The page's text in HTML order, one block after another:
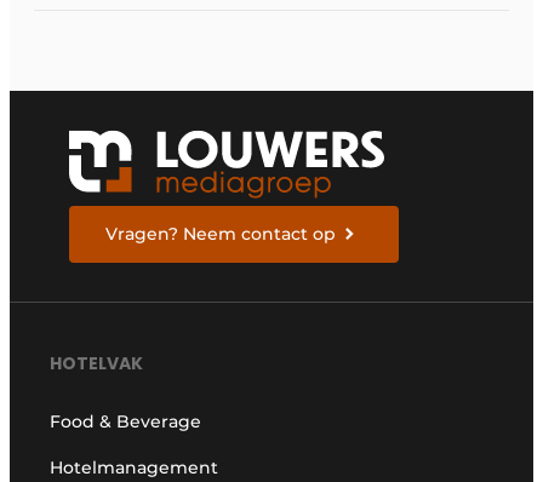
Vragen? Neem contact op
HOTELVAK
Food & Beverage
Hotelmanagement